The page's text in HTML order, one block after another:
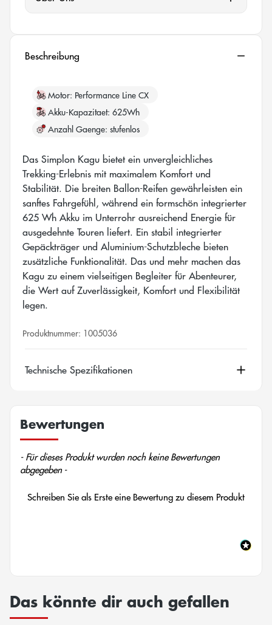
Beschreibung
Motor Performance Line CX
Akku-Kapazitaet 625Wh
Anzahl Gaenge stufenlos
Das Simplon Kagu bietet ein unvergleichliches
Trekking-Erlebnis mit maximalem Komfort und
Stabilität. Die breiten Ballon-Reifen gewährleisten ein
sanftes Fahrgefühl, während ein formschön integrierter
625 Wh Akku im Unterrohr ausreichend Energie für
ausgedehnte Touren liefert. Ein stabil integrierter
Gepäckträger und Aluminium-Schutzbleche bieten
zusätzliche Funktionalität. Das und mehr machen das
Kagu zu einem vielseitigen Begleiter für Abenteurer,
die Wert auf Zuverlässigkeit, Komfort und Flexibilität
legen.
Produktnummer: 1005036
Technische Spezifikationen
Bewertungen
- Für dieses Produkt wurden noch keine Bewertungen
abgegeben -
Schreiben Sie als Erste eine Bewertung zu diesem Produkt
New content loaded
Das könnte dir auch gefallen